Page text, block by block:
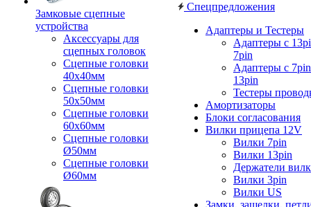
Замковые сцепные
устройства
Аксессуары для
сцепных головок
Сцепные головки
40x40мм
Сцепные головки
50x50мм
Сцепные головки
60x60мм
Сцепные головки
Ø50мм
Сцепные головки
Ø60мм
Спецпредложения
Адаптеры и Тестеры
Адаптеры с
7pin
Адаптеры с
13pin
Тестеры
Амортизаторы
Блоки согласования
Вилки прицепа 12V
Вилки 7pin
Вилки 13pin
Держатели
Вилки 3pin
Вилки US
Замки, защелки,